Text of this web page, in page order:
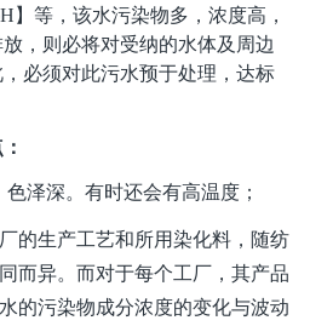
】等，该水污染物多，浓度高，
，则必将对受纳的水体及周边
必须对此污水预于处理，达标
泽深。有时还会有高温度；
的生产工艺和所用染化料，随纺
而异。而对于每个工厂，其产品
的污染物成分浓度的变化与波动